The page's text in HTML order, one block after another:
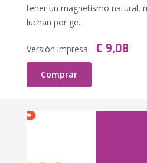
tener un magnetismo natural,
luchan por ge...
Versión impresa € 9,08
Comprar